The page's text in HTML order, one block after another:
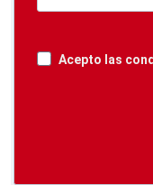
Acepto las